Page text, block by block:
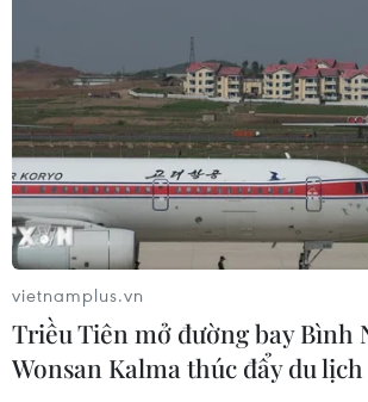
vietnamplus.vn
Triều Tiên mở đường bay Bình
Wonsan Kalma thúc đẩy du lịch